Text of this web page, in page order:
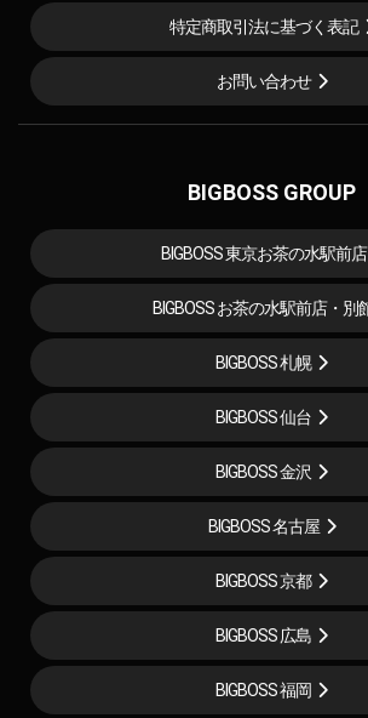
特定商取引法に基づく表記
お問い合わせ
BIGBOSS GROUP
BIGBOSS 東京お茶の水駅前店
BIGBOSS お茶の水駅前店・別
BIGBOSS 札幌
BIGBOSS 仙台
BIGBOSS 金沢
BIGBOSS 名古屋
BIGBOSS 京都
BIGBOSS 広島
BIGBOSS 福岡